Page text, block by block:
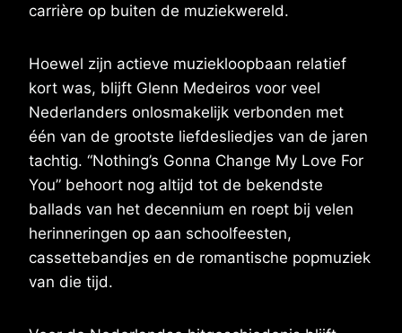
carrière op buiten de muziekwereld.
Hoewel zijn actieve muziekloopbaan relatief
kort was, blijft Glenn Medeiros voor veel
Nederlanders onlosmakelijk verbonden met
één van de grootste liefdesliedjes van de jaren
tachtig. “Nothing’s Gonna Change My Love For
You” behoort nog altijd tot de bekendste
ballads van het decennium en roept bij velen
herinneringen op aan schoolfeesten,
cassettebandjes en de romantische popmuziek
van die tijd.